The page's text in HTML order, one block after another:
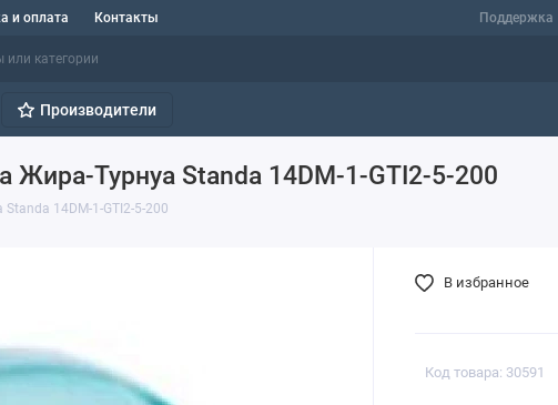
и оплата Контакты Поддержка
Производители
Жира-Турнуа Standa 14DM-1-GTI2-5-200
14DM-1-GTI2-5-200
Код товара: 30591
В избранное